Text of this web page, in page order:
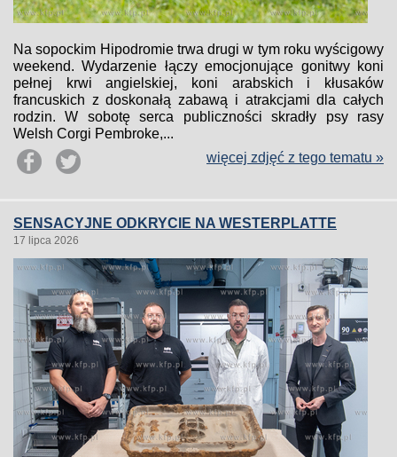
Na sopockim Hipodromie trwa drugi w tym roku wyścigowy
weekend. Wydarzenie łączy emocjonujące gonitwy koni
pełnej krwi angielskiej, koni arabskich i kłusaków
francuskich z doskonałą zabawą i atrakcjami dla całych
rodzin. W sobotę serca publiczności skradły psy rasy
Welsh Corgi Pembroke,...
więcej zdjęć z tego tematu »
SENSACYJNE ODKRYCIE NA WESTERPLATTE
17 lipca 2026